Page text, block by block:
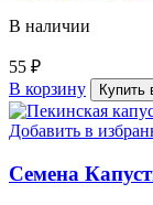
В наличии
55 ₽
В корзину
Купить
Добавить в
Семена